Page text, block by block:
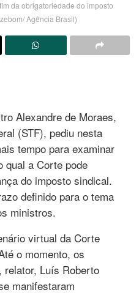
da obrigatoriedade do imposto
Agência Brasil)
Alexandre de Moraes,
(STF), pediu nesta
tempo para examinar
qual a Corte pode
do imposto sindical.
definido para o tema
ministros.
virtual da Corte
o momento, os
relator, Luís Roberto
manifestaram